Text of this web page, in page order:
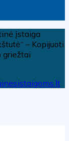
įstaiga
– Kopijuoti
griežtai